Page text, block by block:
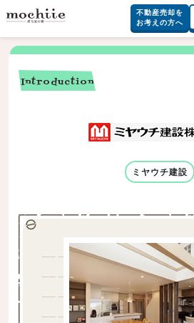
不動産売却を
お考えの方へ
Introduction
ミヤウチ建設